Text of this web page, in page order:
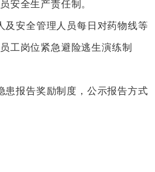
安全生产责任制。
及安全管理人员每日对药物线等
工岗位紧急避险逃生演练制
患报告奖励制度，公示报告方式